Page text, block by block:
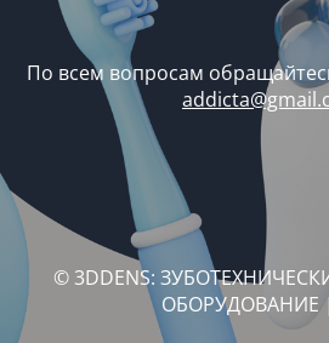
По всем вопросам
© 3DDENS:
ОБОРУДОВАНИЕ